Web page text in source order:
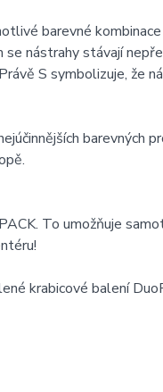
barevné
nástrahy stávají
S symbolizuje, že
barevných
To umožňuje
krabicové balení